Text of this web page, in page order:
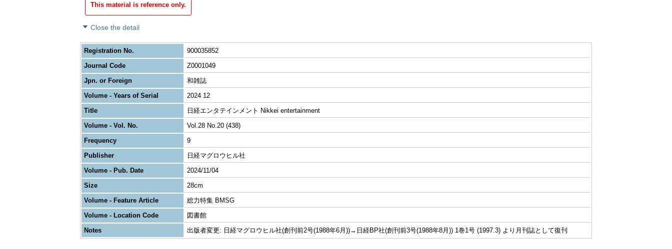
This material is reference only.
Close the detail
Registration No.
900035852
Journal Code
Z0001049
Jpn. or Foreign
和雑誌
Volume - Years of Serial
2024 12
Title
日経エンタテインメント Nikkei entertainment
Volume - Vol. No.
Vol.28 No.20 (438)
Frequency
9
Publisher
日経マグロウヒル社
Volume - Pub. Date
2024/11/04
Size
28cm
Volume - Feature Article
総力特集 BMSG
Volume - Location Code
図書館
Notes
出版者変更: 日経マグロウヒル社(創刊前2号(1988年6月))→日経BP社(創刊前3号(1988年8月)) 1巻1号 (1997.3) より月刊誌として復刊